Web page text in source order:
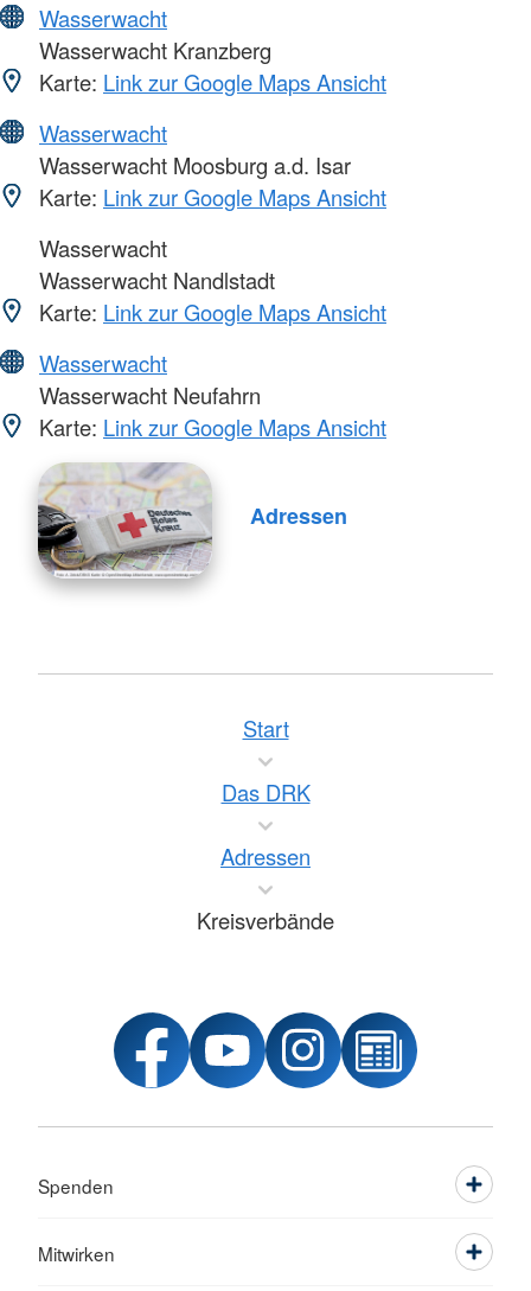
Wasserwacht
Wasserwacht Kranzberg
Karte: Link zur Google Maps Ansicht
Wasserwacht
Wasserwacht Moosburg a.d. Isar
Karte: Link zur Google Maps Ansicht
Wasserwacht
Wasserwacht Nandlstadt
Karte: Link zur Google Maps Ansicht
Wasserwacht
Wasserwacht Neufahrn
Karte: Link zur Google Maps Ansicht
Adressen
Start
Das DRK
Adressen
Kreisverbände
Spenden
Mitwirken